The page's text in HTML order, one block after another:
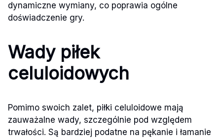
dynamiczne wymiany, co poprawia ogólne
doświadczenie gry.
Wady piłek
celuloidowych
Pomimo swoich zalet, piłki celuloidowe mają
zauważalne wady, szczególnie pod względem
trwałości. Są bardziej podatne na pękanie i łamanie